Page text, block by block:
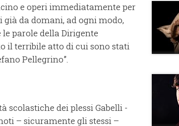
e operi immediatamente per
da domani, ad ogni modo,
parole della Dirigente
il terribile atto di cui sono stati
Pellegrino”.
scolastiche dei plessi Gabelli -
– sicuramente gli stessi –